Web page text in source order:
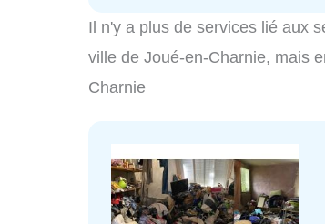
Il n'y a plus de services lié aux
ville de Joué-en-Charnie, mais
Charnie